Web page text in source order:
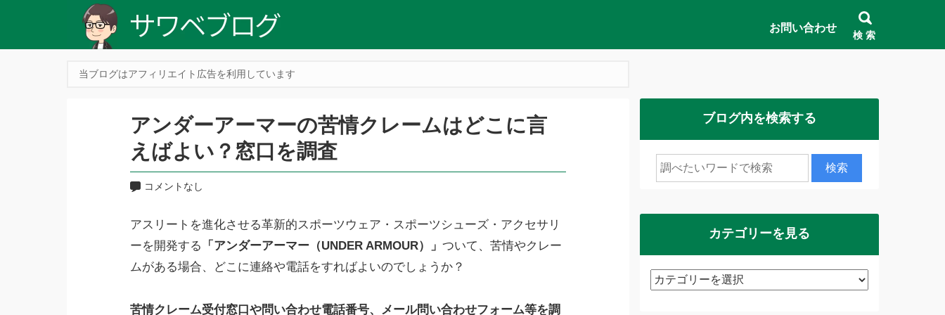
お問い合わせ
検 索
当ブログはアフィリエイト広告を利用しています
アンダーアーマーの苦情クレームはどこに言
えばよい？窓口を調査
コメントなし
アスリートを進化させる革新的スポーツウェア・スポーツシューズ・アクセサリ
ーを開発する 「アンダーアーマー（UNDER ARMOUR）」 ついて、苦情やクレー
ムがある場合、どこに連絡や電話をすればよいのでしょうか？
苦情クレーム受付窓口や問い合わせ電話番号、メール問い合わせフォーム等を調
ブログ内を検索する
カテゴリーを見る
カ